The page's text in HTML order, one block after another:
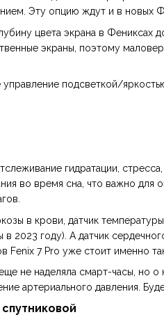
Эту опцию ждут и в новых
цвета экрана в Фениксах
экраны, поэтому
управление подсветкой/
гидратации,
во время сна, что важно для
в крови, датчик
2023 году). А датчик
Fenix 7 Pro уже стоит именно
не наделяла смарт-часы, но о
артериального давления.